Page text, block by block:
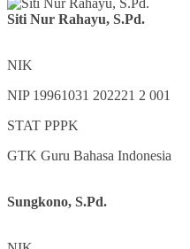
Siti Nur Rahayu, S.Pd.
NIK
NIP 19961031 202221 2 001
STAT PPPK
GTK Guru Bahasa Indonesia
Sungkono, S.Pd.